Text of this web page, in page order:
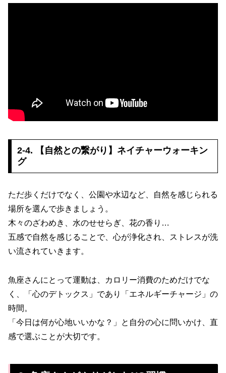
2-4. 【自然との繋がり】ネイチャーウォーキン
グ
ただ歩くだけでなく、公園や水辺など、自然を感じられる
場所を選んで歩きましょう。
木々のざわめき、水のせせらぎ、花の香り…
五感で自然を感じることで、心が浄化され、ストレスが洗
い流されていきます。
魚座さんにとって運動は、カロリー消費のためだけでな
く、「心のデトックス」であり「エネルギーチャージ」の
時間。
「今日は何が心地いいかな？」と自分の心に問いかけ、直
感で選ぶことが大切です。